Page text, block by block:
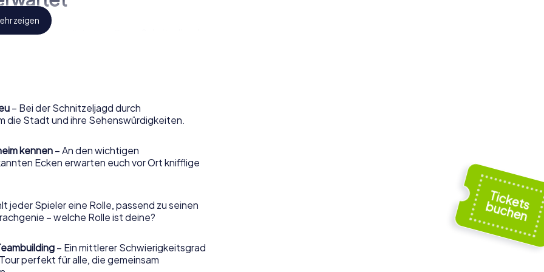
Sehenswürdigkeiten. Deine
fordern, sondern auch deine Kreativität.
der Stadtbefestigung war? Solche und viele
du nicht nur Fakten, sondern lernst
in
zeigen
– Bei der Schnitzeljagd durch
die Stadt und ihre Sehenswürdigkeiten.
kennen – An den wichtigen
Ecken erwarten euch vor Ort knifflige
jeder Spieler eine Rolle, passend zu seinen
– welche Rolle ist deine?
– Ein mittlerer Schwierigkeitsgrad
perfekt für alle, die gemeinsam